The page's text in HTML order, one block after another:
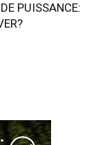
PUISSANCE: